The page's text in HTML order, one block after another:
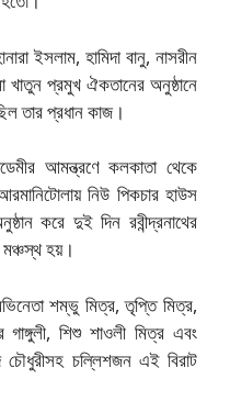
ইসলাম, হামিদা বানু, নাসরীন
খাতুন প্রমুখ ঐকতানের অনুষ্ঠানে
তার প্রধান কাজ।
আমন্ত্রণে কলকাতা থেকে
নিউ পিকচার হাউস
করে দুই দিন রবীন্দ্রনাথের
মঞ্চস্থ হয়।
শম্ভু মিত্র, তৃপ্তি মিত্র,
গাঙ্গুলী, শিশু শাওলী মিত্র এবং
চৌধুরীসহ চল্লিশজন এই বিরাট